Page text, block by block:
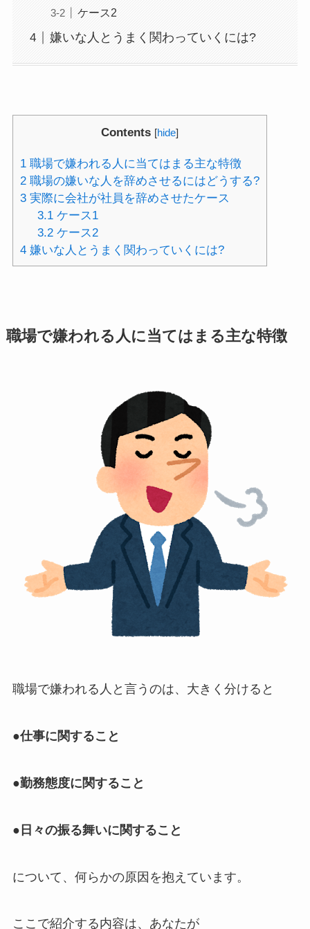
ケース2
嫌いな人とうまく関わっていくには?
Contents [hide]
1職場で嫌われる人に当てはまる主な特徴
2職場の嫌いな人を辞めさせるにはどうする?
3実際に会社が社員を辞めさせたケース
3.1 ケース1
3.2 ケース2
4嫌いな人とうまく関わっていくには?
職場で嫌われる人に当てはまる主な特徴
職場で嫌われる人と言うのは、大きく分けると
●仕事に関すること
●勤務態度に関すること
●日々の振る舞いに関すること
について、何らかの原因を抱えています。
ここで紹介する内容は、あなたが